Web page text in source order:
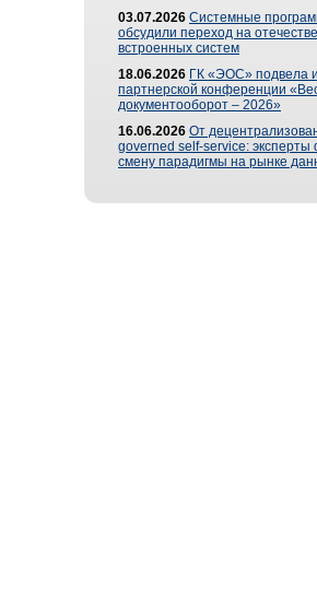
03.07.2026 Системные
обсудили переход на
встроенных систем
18.06.2026 ГК «ЭОС» подвела
партнерской конференции
документооборот – 2026»
16.06.2026 От
governed self-service: эксперты
смену парадигмы на рынке